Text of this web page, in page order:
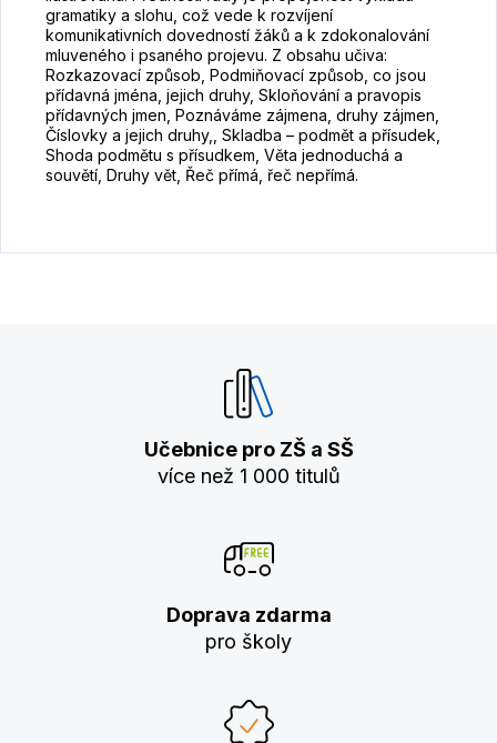
gramatiky a slohu, což vede k rozvíjení
komunikativních dovedností žáků a k zdokonalování
mluveného i psaného projevu. Z obsahu učiva:
Rozkazovací způsob, Podmiňovací způsob, co jsou
přídavná jména, jejich druhy, Skloňování a pravopis
přídavných jmen, Poznáváme zájmena, druhy zájmen,
Číslovky a jejich druhy,, Skladba – podmět a přísudek,
Shoda podmětu s přísudkem, Věta jednoduchá a
souvětí, Druhy vět, Řeč přímá, řeč nepřímá.
Učebnice pro ZŠ a SŠ
více než 1 000 titulů
Doprava zdarma
pro školy